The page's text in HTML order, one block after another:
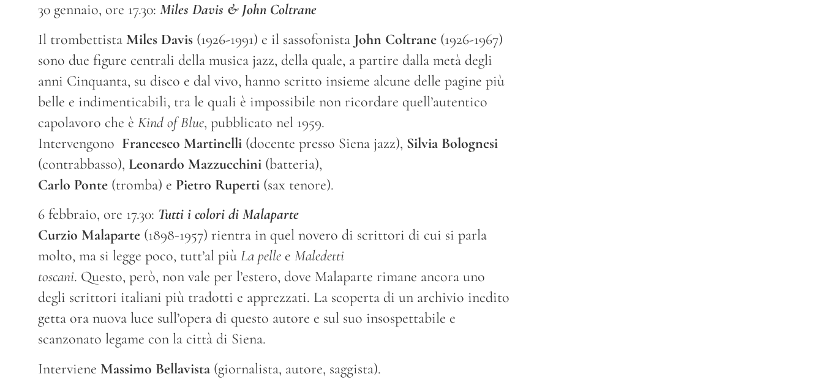
30 gennaio, ore 17.30: Miles Davis & John Coltrane
Il trombettista Miles Davis (1926-1991) e il sassofonista John Coltrane (1926-1967)
sono due figure centrali della musica jazz, della quale, a partire dalla metà degli
anni Cinquanta, su disco e dal vivo, hanno scritto insieme alcune delle pagine più
belle e indimenticabili, tra le quali è impossibile non ricordare quell’autentico
capolavoro che è Kind of Blue, pubblicato nel 1959.
Intervengono Francesco Martinelli (docente presso Siena jazz), Silvia Bolognesi
(contrabbasso), Leonardo Mazzucchini (batteria),
Carlo Ponte (tromba) e Pietro Ruperti (sax tenore).
6 febbraio, ore 17.30: Tutti i colori di Malaparte
Curzio Malaparte (1898-1957) rientra in quel novero di scrittori di cui si parla
molto, ma si legge poco, tutt’al più La pelle e Maledetti
toscani. Questo, però, non vale per l’estero, dove Malaparte rimane ancora uno
degli scrittori italiani più tradotti e apprezzati. La scoperta di un archivio inedito
getta ora nuova luce sull’opera di questo autore e sul suo insospettabile e
scanzonato legame con la città di Siena.
Interviene Massimo Bellavista (giornalista, autore, saggista).